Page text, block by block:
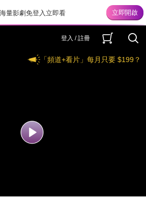
量影劇免登入立即看
登入 / 註冊
「頻道+看片」每月只要 $199？